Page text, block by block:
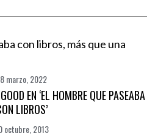
marzo, 2022
EN ‘EL HOMBRE QUE PASEABA
LIBROS’
octubre, 2013